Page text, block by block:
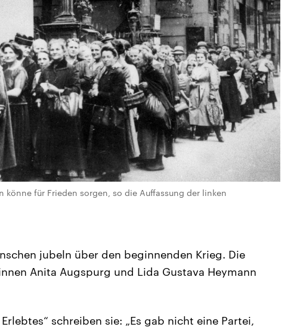
für Frieden sorgen, so die Auffassung der linken
jubeln über den beginnenden Krieg. Die
Anita Augspurg und Lida Gustava Heymann
schreiben sie: „Es gab nicht eine Partei,